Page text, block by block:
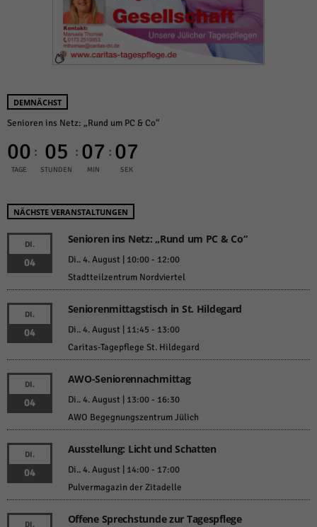
DEMNÄCHST
Senioren ins Netz: „Rund um PC & Co“
00
TAGE
: 05
STUNDEN
: 07
MIN
: 07
SEK
NÄCHSTE VERANSTALTUNGEN
DI.
04
Senioren ins Netz: „Rund um PC & Co“
Di.. 4. August | 10:00- 12:00
Stadtteilzentrum Nordviertel
DI.
04
Seniorenmittagstisch in St. Hildegard
Di.. 4. August | 11:45 - 13:00
Caritas-Tagepflege St. Hildegard
DI.
04
AWO-Seniorennachmittag
Di.. 4. August | 13:00- 16:30
AWO Begegnungszentrum Jülich
DI.
04
Ausstellung: Licht und Schatten
Di.. 4. August | 14:00- 17:00
Pulvermagazin der Zitadelle
DI. Offene Sprechstunde zur Tagespflege